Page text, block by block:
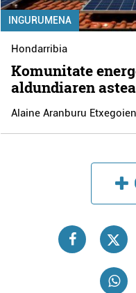
INGURUMENA
Hondarribia
Komunitate
aldundiaren
Alaine Aranburu Etxegoien